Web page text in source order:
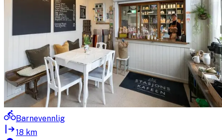
Barnevennlig
18 km